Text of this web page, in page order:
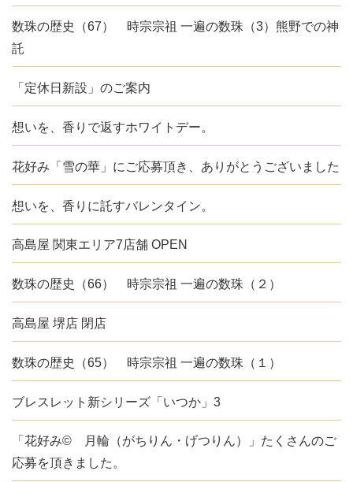
数珠の歴史（67） 時宗宗祖 一遍の数珠（3）熊野での神
託
「定休日新設」のご案内
想いを、香りで返すホワイトデー。
花好み「雪の華」にご応募頂き、ありがとうございました
想いを、香りに託すバレンタイン。
高島屋 関東エリア7店舗 OPEN
数珠の歴史（66） 時宗宗祖 一遍の数珠（２）
高島屋 堺店 閉店
数珠の歴史（65） 時宗宗祖 一遍の数珠（１）
ブレスレット新シリーズ「いつか」3
「花好み© 月輪（がちりん・げつりん）」たくさんのご
応募を頂きました。